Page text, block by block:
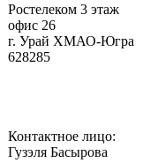
Ростелеком 3 этаж
офис 26
г. Урай ХМАО-Югра
628285
Контактное лицо:
Гузэля Басырова